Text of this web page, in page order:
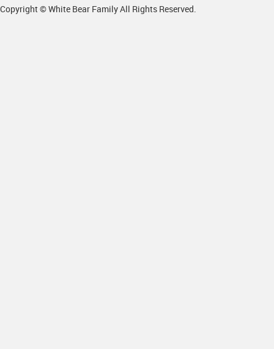
Copyright © White Bear Family All Rights Reserved.